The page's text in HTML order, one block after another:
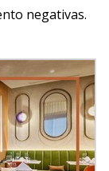
negativas.